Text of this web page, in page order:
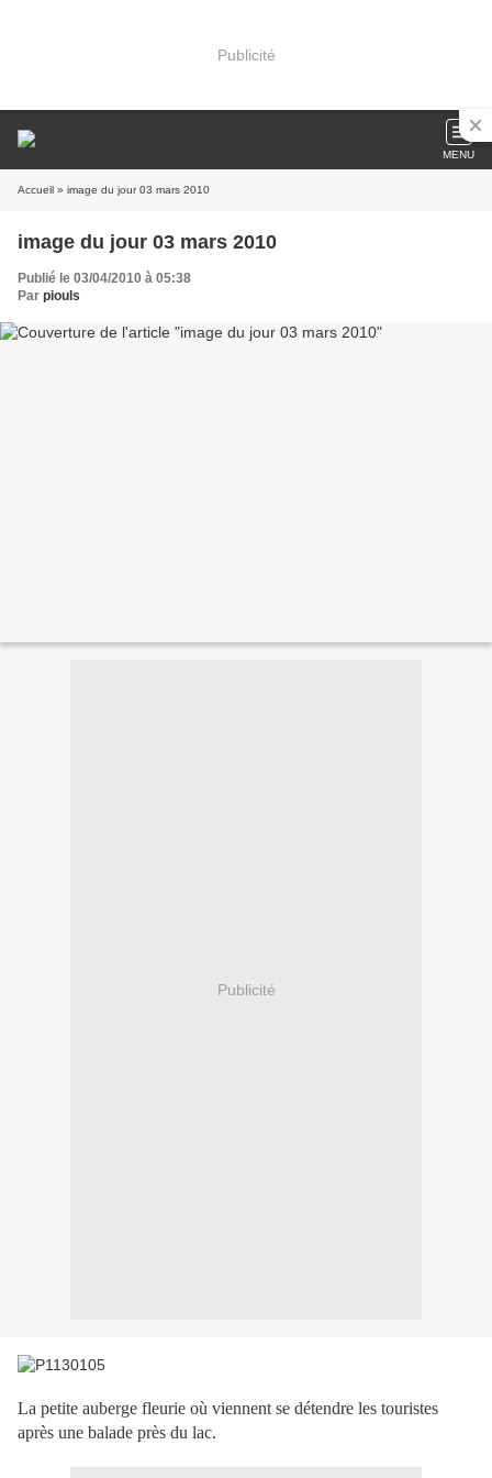
Publicité
MENU
Accueil » image du jour 03 mars 2010
image du jour 03 mars 2010
Publié le 03/04/2010 à 05:38
Par piouls
Publicité
La petite auberge fleurie où viennent se détendre les touristes
après une balade près du lac.